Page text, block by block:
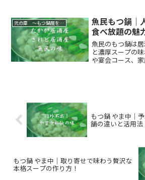
て嬉しい選択肢
たか」の通販の利
弐の章 ～もつ鍋屋を行脚する～
魚民もつ鍋｜
食べ放題の魅
魚民のもつ鍋は
と濃厚スープの
や宴会コース、
もつ鍋 やま中｜
舗の違いと活用法
もつ鍋 やま中｜取り寄せで味わう贅沢な
本格スープの作り方！